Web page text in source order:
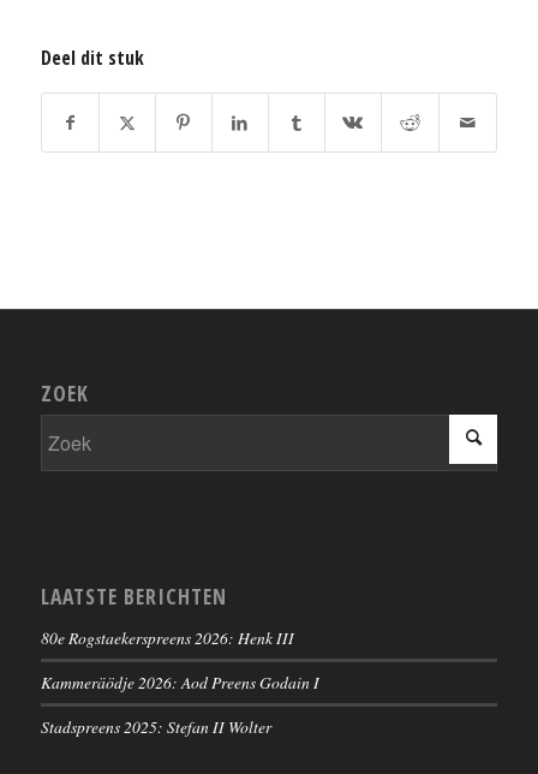
Deel dit stuk
ZOEK
LAATSTE BERICHTEN
80e Rogstaekerspreens 2026: Henk III
Kammeräödje 2026: Aod Preens Godain I
Stadspreens 2025: Stefan II Wolter